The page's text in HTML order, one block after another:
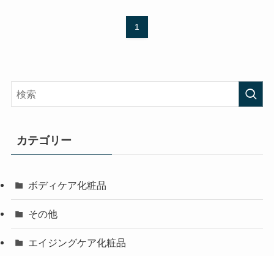
1
カテゴリー
ボディケア化粧品
その他
エイジングケア化粧品